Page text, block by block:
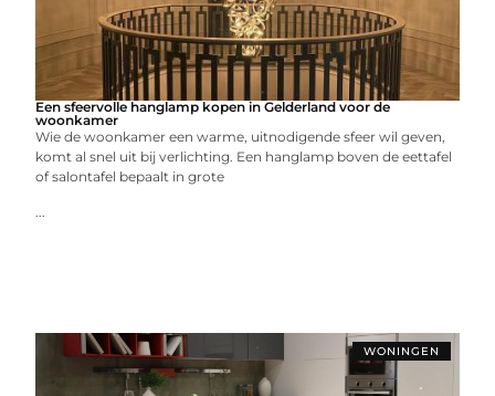
Een sfeervolle hanglamp kopen in Gelderland voor de
woonkamer
Wie de woonkamer een warme, uitnodigende sfeer wil geven,
komt al snel uit bij verlichting. Een hanglamp boven de eettafel
of salontafel bepaalt in grote
...
WONINGEN